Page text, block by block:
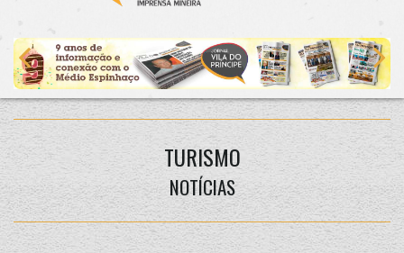
TURISMO
NOTÍCIAS